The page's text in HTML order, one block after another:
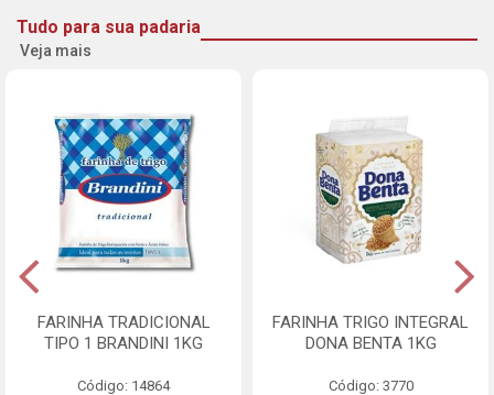
Tudo para sua padaria
Veja mais
FARINHA TRADICIONAL
TIPO 1 BRANDINI 1KG
Código: 14864
FARINHA TRIGO INTEGRAL
DONA BENTA 1KG
Código: 3770